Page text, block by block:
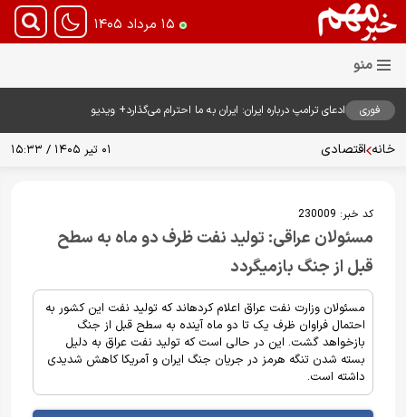
۱۵ مرداد ۱۴۰۵
فوری ادعای ترامپ درباره ایران: ایران به ما احترام می‌گذارد+ ویدیو
خانه اقتصادی ۰۱ تیر ۱۴۰۵ / ۱۵:۳۳
کد خبر: 230009
مسئولان عراقی: تولید نفت ظرف دو ماه به سطح
قبل از جنگ بازمیگردد
مسئولان وزارت نفت عراق اعلام کردهاند که تولید نفت این کشور به
احتمال فراوان ظرف یک تا دو ماه آینده به سطح قبل از جنگ
بازخواهد گشت. این در حالی است که تولید نفت عراق به دلیل
بسته شدن تنگه هرمز در جریان جنگ ایران و آمریکا کاهش شدیدی
داشته است.